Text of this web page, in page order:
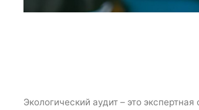
Экологический аудит – это